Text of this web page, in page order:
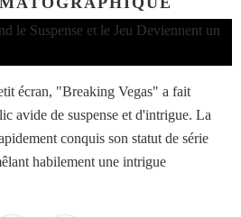
écran, "Breaking Vegas" a fait
avide de suspense et d'intrigue. La
conquis son statut de série
habilement une intrigue